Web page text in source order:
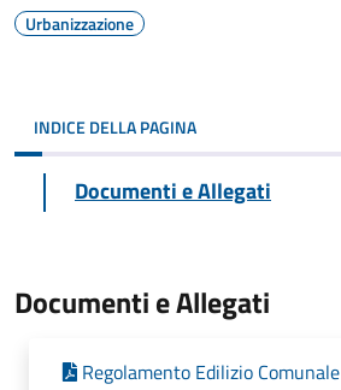
Urbanizzazione
INDICE DELLA PAGINA
Documenti e Allegati
Documenti e Allegati
Regolamento Edilizio Comunale